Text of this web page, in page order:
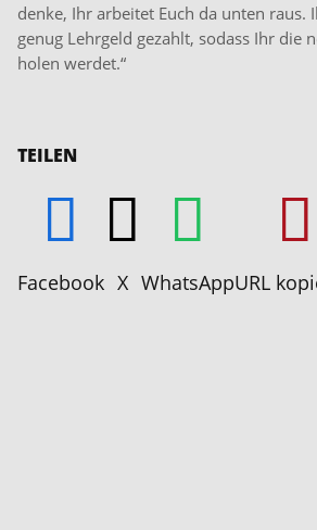
denke, Ihr arbeitet Euch da unten raus.
genug Lehrgeld gezahlt, sodass Ihr die
holen werdet.“
TEILEN
Facebook X WhatsAppURL